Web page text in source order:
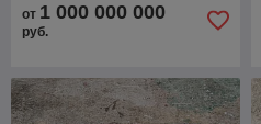
от 1 000 000 000
руб.